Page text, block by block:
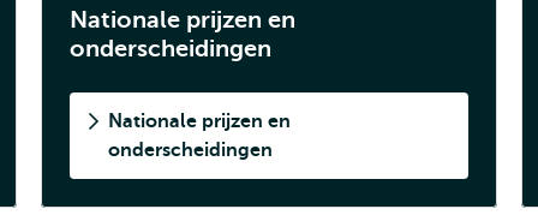
Nationale prijzen en
onderscheidingen
Nationale prijzen en
onderscheidingen